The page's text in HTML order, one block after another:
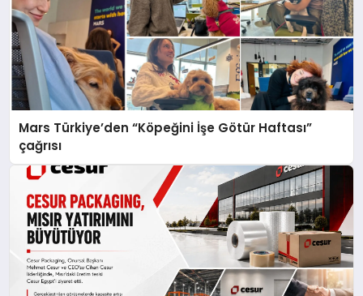
Mars Türkiye’den “Köpeğini İşe Götür Haftası”
çağrısı